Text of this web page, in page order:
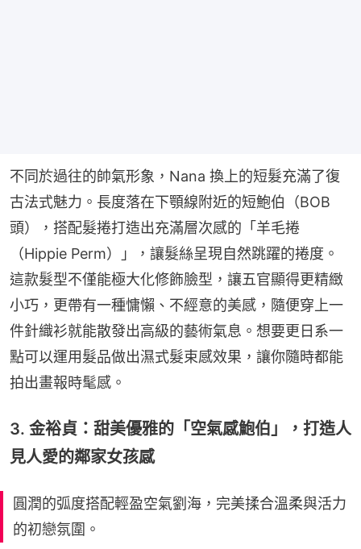
不同於過往的帥氣形象，Nana 換上的短髮充滿了復
古法式魅力。長度落在下顎線附近的短鮑伯（BOB
頭），搭配髮捲打造出充滿層次感的「羊毛捲
（Hippie Perm）」，讓髮絲呈現自然跳躍的捲度。
這款髮型不僅能極大化修飾臉型，讓五官顯得更精緻
小巧，更帶有一種慵懶、不經意的美感，隨便穿上一
件針織衫就能散發出高級的藝術氣息。想要更日系一
點可以運用髮品做出濕式髮束感效果，讓你隨時都能
拍出畫報時髦感。
3. 金裕貞：甜美優雅的「空氣感鮑伯」，打造人
見人愛的鄰家女孩感
圓潤的弧度搭配輕盈空氣劉海，完美揉合溫柔與活力
的初戀氛圍。